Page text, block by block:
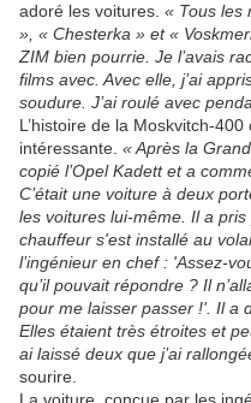
adoré les voitures. « Tous les
», « Chesterka » et «
ZIM bien pourrie. Je l’avais
films avec. Avec elle, j’ai
soudure. J’ai roulé avec
L’histoire de la Moskvitch-
intéressante. « Après la
copié l’Opel Kadett et a
C’était une voiture à deux
les voitures lui-même. Il a
chauffeur s'est installé au
l’ingénieur en chef : 'Assez-
qu’il pouvait répondre ? Il
pour me laisser passer !'. Il a
Elles étaient très étroites et
ai laissé deux que j’ai
sourire.